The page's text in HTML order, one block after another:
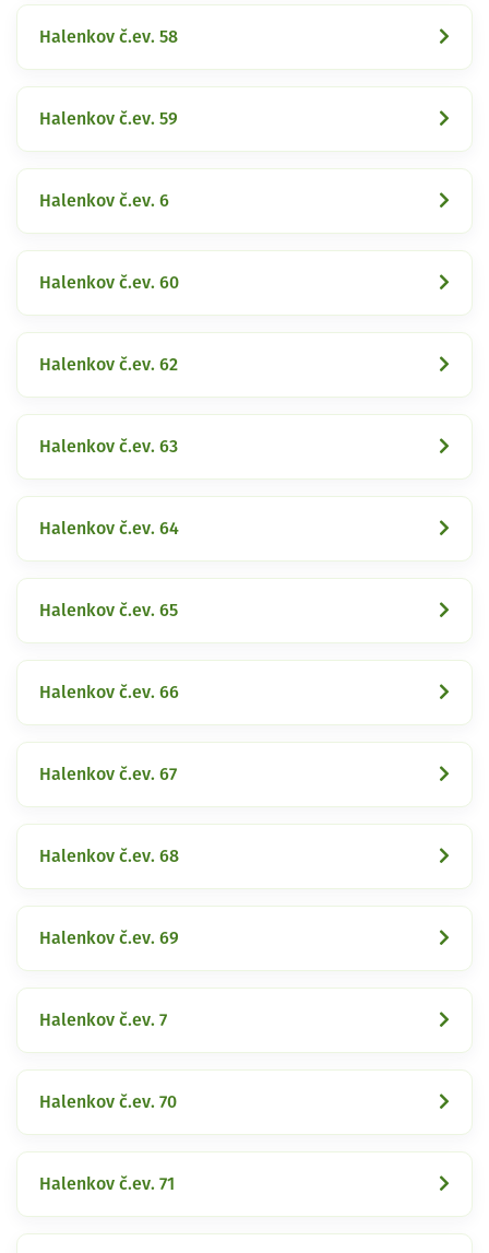
Halenkov č.ev. 58
Halenkov č.ev. 59
Halenkov č.ev. 6
Halenkov č.ev. 60
Halenkov č.ev. 62
Halenkov č.ev. 63
Halenkov č.ev. 64
Halenkov č.ev. 65
Halenkov č.ev. 66
Halenkov č.ev. 67
Halenkov č.ev. 68
Halenkov č.ev. 69
Halenkov č.ev. 7
Halenkov č.ev. 70
Halenkov č.ev. 71